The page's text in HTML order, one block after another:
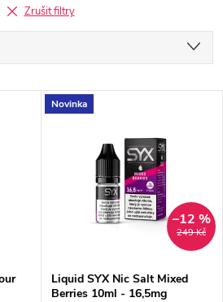
Zrušit filtry
Novinka
249 Kč
–12 %
Liquid SYX Nic Salt Mixed
Berries 10ml - 16,5mg